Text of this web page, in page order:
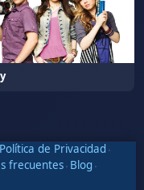
Política de Privacidad ·
frecuentes· Blog ·